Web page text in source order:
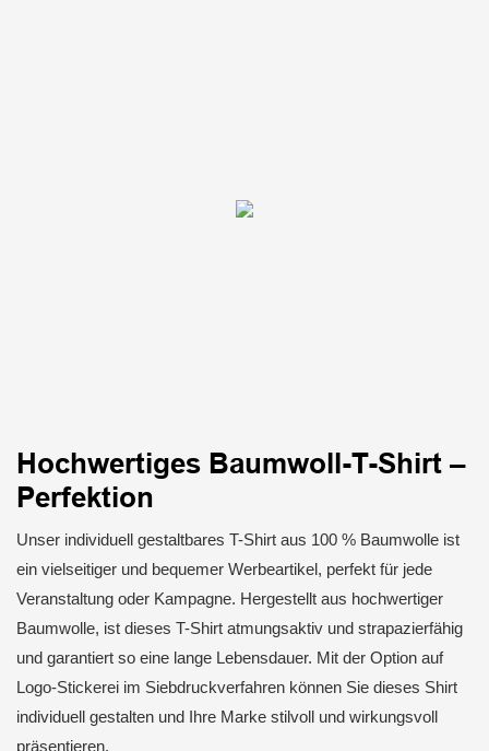
Hochwertiges Baumwoll-T-Shirt –
Perfektion
Unser individuell gestaltbares T-Shirt aus 100 % Baumwolle ist
ein vielseitiger und bequemer Werbeartikel, perfekt für jede
Veranstaltung oder Kampagne. Hergestellt aus hochwertiger
Baumwolle, ist dieses T-Shirt atmungsaktiv und strapazierfähig
und garantiert so eine lange Lebensdauer. Mit der Option auf
Logo-Stickerei im Siebdruckverfahren können Sie dieses Shirt
individuell gestalten und Ihre Marke stilvoll und wirkungsvoll
präsentieren.